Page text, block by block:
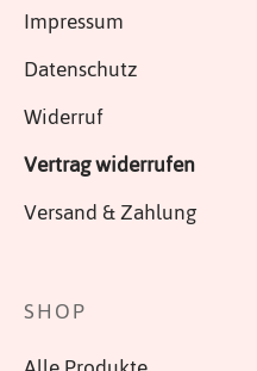
Impressum
Datenschutz
Widerruf
Vertrag widerrufen
Versand & Zahlung
SHOP